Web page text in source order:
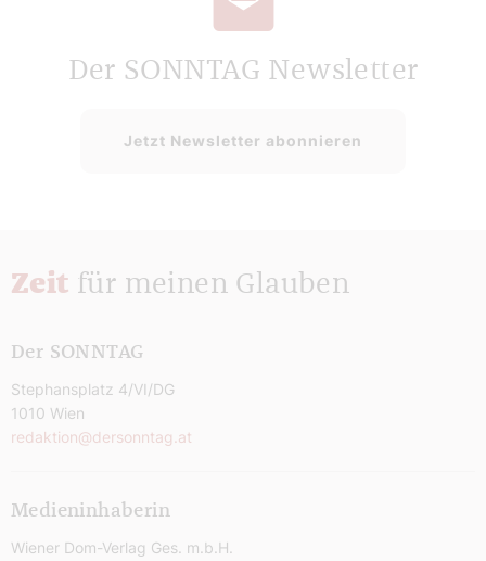
Der SONNTAG Newsletter
Jetzt Newsletter abonnieren
Zeit für meinen Glauben
Der SONNTAG
Stephansplatz 4/VI/DG
1010 Wien
redaktion@dersonntag.at
Medieninhaberin
Wiener Dom-Verlag Ges. m.b.H.